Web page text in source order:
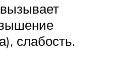
слабость.